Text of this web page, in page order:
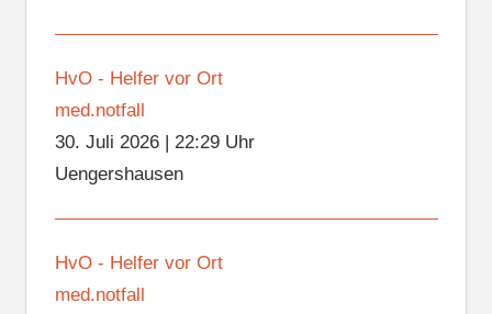
HvO - Helfer vor Ort
med.notfall
30. Juli 2026| 22:29 Uhr
Uengershausen
HvO - Helfer vor Ort
med.notfall